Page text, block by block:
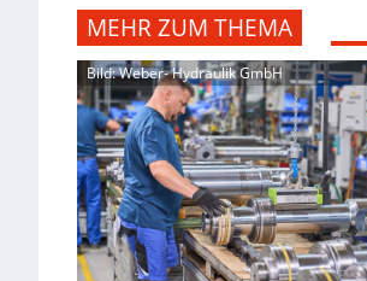
MEHR ZUM THEMA
Bild: Weber- Hydraulik GmbH